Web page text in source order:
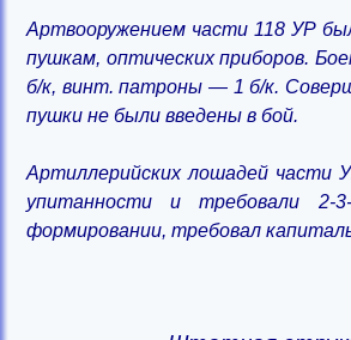
Артвооружением части 118 УР
пушкам, оптических приборов.
б/к, винт. патроны — 1 б/к.
пушки не были введены в бой.
Артиллерийских лошадей части
упитанности и требовали 2-
формировании, требовал